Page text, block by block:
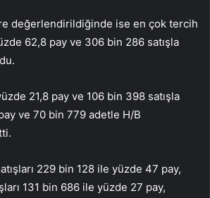
değerlendirildiğinde ise en çok tercih
62,8 pay ve 306 bin 286 satışla
21,8 pay ve 106 bin 398 satışla
ve 70 bin 779 adetle H/B
229 bin 128 ile yüzde 47 pay,
131 bin 686 ile yüzde 27 pay,